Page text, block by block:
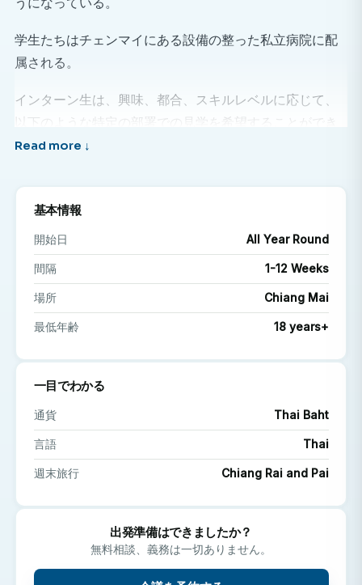
学生たちはチェンマイにある設備の整った私立病院に配
属される。
インターン生は、興味、都合、スキルレベルに応じて、
以下のような特定の部署での見学を希望することができ
ます。
脳神経外科
整形外科
歯科
内科など
タイの近代的な医療施設に触れ、医師や看護師が患者と
の地域における病院医療の構造を理解することができま
注：これは観察のみを目的とした選択科目です。患者へ
の直接的なケアや実践的な臨床業務は許可されていませ
ん。
タイで医学実習を行う理由とは？
チェンマイでのこのプログラムに参加することで、キャ
リア開発、文化体験、そして自己成長という3つの要素を
基本情報
開始日 All Year Round
間隔 1-12 Weeks
場所 Chiang Mai
最低年齢 18 years+
一目でわかる
通貨 Thai Baht
言語 Thai
週末旅行 Chiang Rai and Pai
出発準備はできましたか？
無料相談、義務は一切ありません。